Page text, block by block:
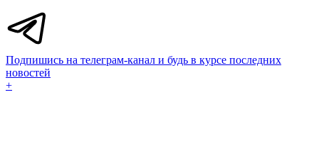
Подпишись на телеграм-канал и будь в курсе последних
новостей
+